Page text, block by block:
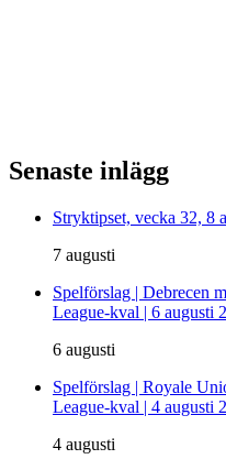
Senaste inlägg
Stryktipset, vecka 32, 8
7 augusti
Spelförslag | Debrecen
League-kval | 6 augusti
6 augusti
Spelförslag | Royale
League-kval | 4 augusti
4 augusti